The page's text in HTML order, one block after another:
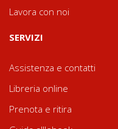
Lavora con noi
SERVIZI
Assistenza e contatti
Libreria online
Prenota e ritira